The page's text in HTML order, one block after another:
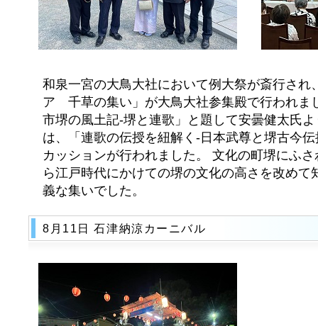
和泉一宮の大鳥大社において例大祭が斎行され
ア 千草の集い」が大鳥大社参集殿で行われま
市堺の風土記-堺と連歌」と題して安曇健太氏
は、「連歌の伝授を紐解く-日本武尊と堺古今
カッションが行われました。 文化の町堺にふ
ら江戸時代にかけての堺の文化の高さを改めて
義な集いでした。
8月11日 石津納涼カーニバル